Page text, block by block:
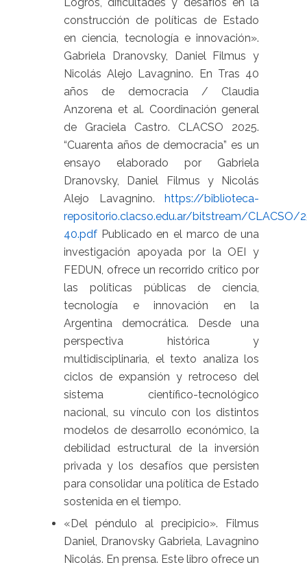
construcción de políticas de Estado
en ciencia, tecnología e innovación».
Gabriela Dranovsky, Daniel Filmus y
Nicolás Alejo Lavagnino. En Tras 40
años de democracia / Claudia
Anzorena et al. Coordinación general
de Graciela Castro. CLACSO 2025.
“Cuarenta años de democracia” es un
ensayo elaborado por Gabriela
Dranovsky, Daniel Filmus y Nicolás
Alejo Lavagnino. https://biblioteca-
repositorio.clacso.edu.ar/bitstream/CLACSO/
40.pdf Publicado en el marco de una
investigación apoyada por la OEI y
FEDUN, ofrece un recorrido crítico por
las políticas públicas de ciencia,
tecnología e innovación en la
Argentina democrática. Desde una
perspectiva histórica y
multidisciplinaria, el texto analiza los
ciclos de expansión y retroceso del
sistema científico-tecnológico
nacional, su vínculo con los distintos
modelos de desarrollo económico, la
debilidad estructural de la inversión
privada y los desafíos que persisten
para consolidar una política de Estado
sostenida en el tiempo.
«Del péndulo al precipicio». Filmus
Daniel, Dranovsky Gabriela, Lavagnino
Nicolás. En prensa. Este libro ofrece un